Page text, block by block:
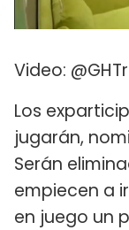
Video:
Los
jugarán,
Serán
empiecen a
en juego un